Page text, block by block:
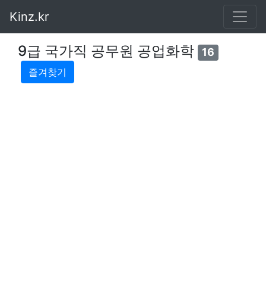
Kinz.kr
9급 국가직 공무원 공업화학 16
즐겨찾기